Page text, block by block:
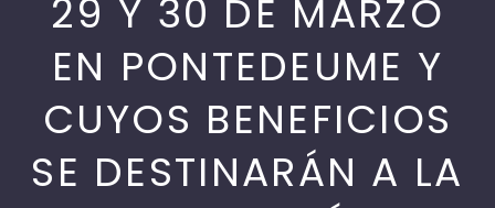
29 Y 30 DE MARZO
EN PONTEDEUME Y
CUYOS BENEFICIOS
SE DESTINARÁN A LA